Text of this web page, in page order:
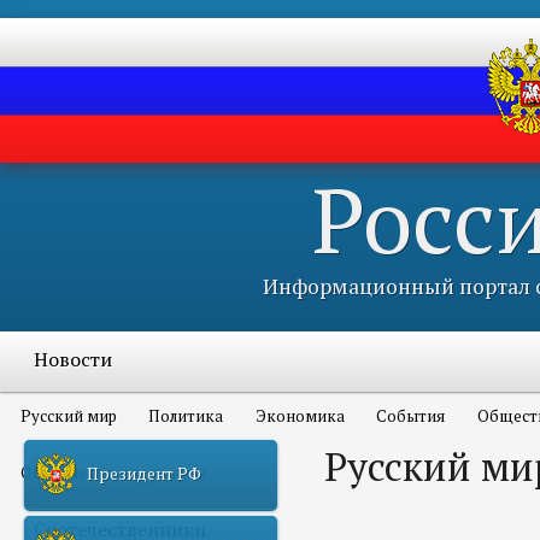
Информационный портал
Новости
Русский мир Политика Экономика События
Объявления и конкурсы
Соотечественники
Президент РФ Русский